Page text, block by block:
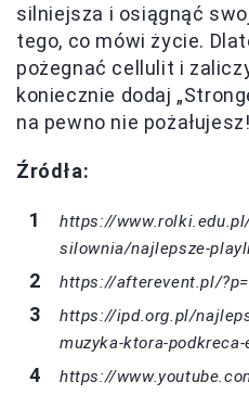
silniejsza i osiągnąć
tego, co mówi życie.
pożegnać cellulit i
koniecznie dodaj
na pewno nie pożałujesz!
Źródła:
https://
silownia/najlepsze-
https://afterevent.pl/
https://ipd.org.pl/
muzyka-ktora-
https://